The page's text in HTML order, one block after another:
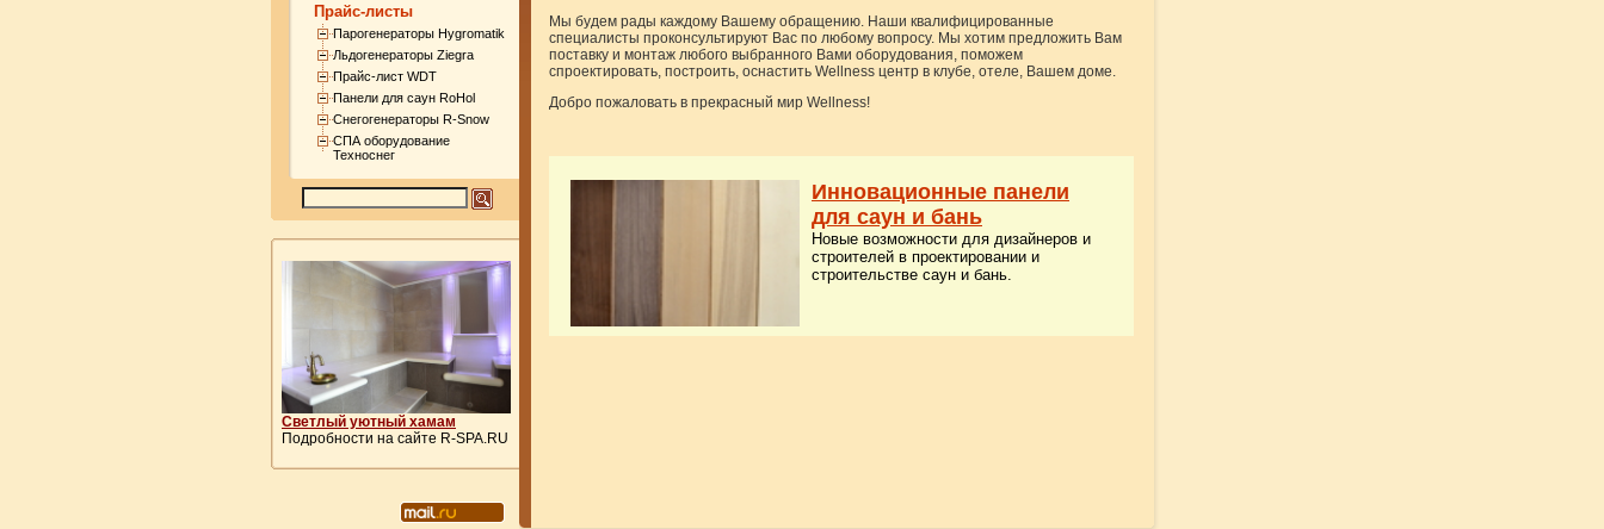
Прайс-листы
Парогенераторы Hygromatik
Льдогенераторы Ziegra
Прайс-лист WDT
Панели для саун RoHol
Снегогенераторы R-Snow
СПА оборудование
Техноснег
Светлый уютный хамам
Подробности на сайте R-SPA.RU
Мы будем рады каждому Вашему обращению. Наши квалифицированные
специалисты проконсультируют Вас по любому вопросу. Мы хотим предложить Вам
поставку и монтаж любого выбранного Вами оборудования, поможем
спроектировать, построить, оснастить Wellness центр в клубе, отеле, Вашем доме.
Добро пожаловать в прекрасный мир Wellness!
Инновационные панели
для саун и бань
Новые возможности для дизайнеров и
строителей в проектировании и
строительстве саун и бань.